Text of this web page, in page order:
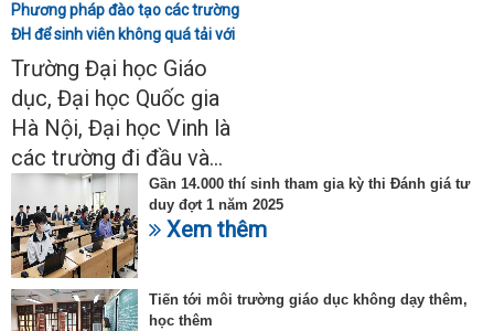
Phương pháp đào tạo các trường
ĐH để sinh viên không quá tải với
ngành Sư phạm Khoa học tự
nhiên
Trường Đại học Giáo
dục, Đại học Quốc gia
Hà Nội, Đại học Vinh là
các trường đi đầu và...
Gần 14.000 thí sinh tham gia kỳ thi Đánh giá tư
duy đợt 1 năm 2025
Xem thêm
Tiến tới môi trường giáo dục không dạy thêm,
học thêm